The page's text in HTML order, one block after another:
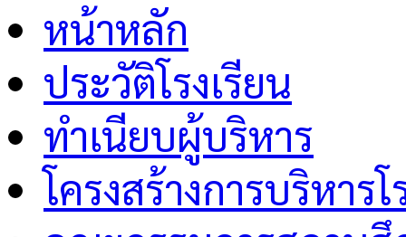
หน้าหลัก
ประวัติโรงเรียน
ทำเนียบผู้บริหาร
โครงสร้างการบริหารโ